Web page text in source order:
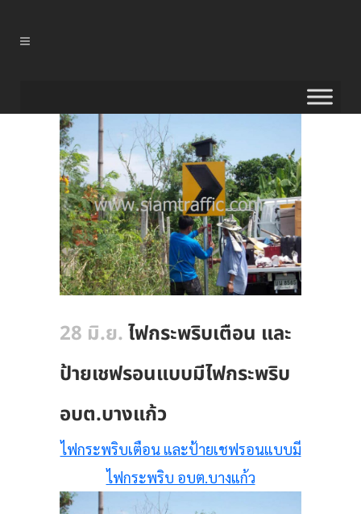
28 มิ.ย.ไฟกระพริบเตือน และ
ป้ายเชฟรอนแบบมีไฟกระพริบ
อบต.บางแก้ว
ไฟกระพริบเตือน และป้ายเชฟรอนแบบมี
ไฟกระพริบ อบต.บางแก้ว